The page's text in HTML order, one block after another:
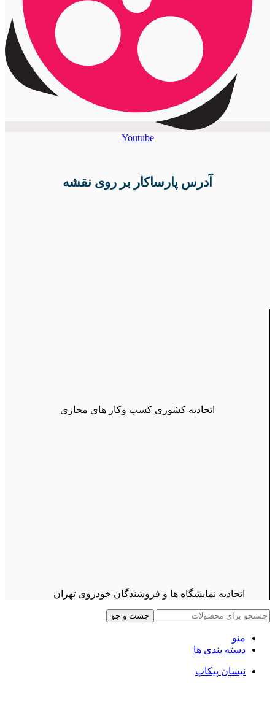
Youtube
آدرس پارساکار بر روی نقشه
اتحادیه کشوری کسب وکار های مجازی
اتحادیه نمایشگاه ها و فروشندگان خودروی تهران
جست و جو
منو
دسته بندی ها
نیسان پیکاپ